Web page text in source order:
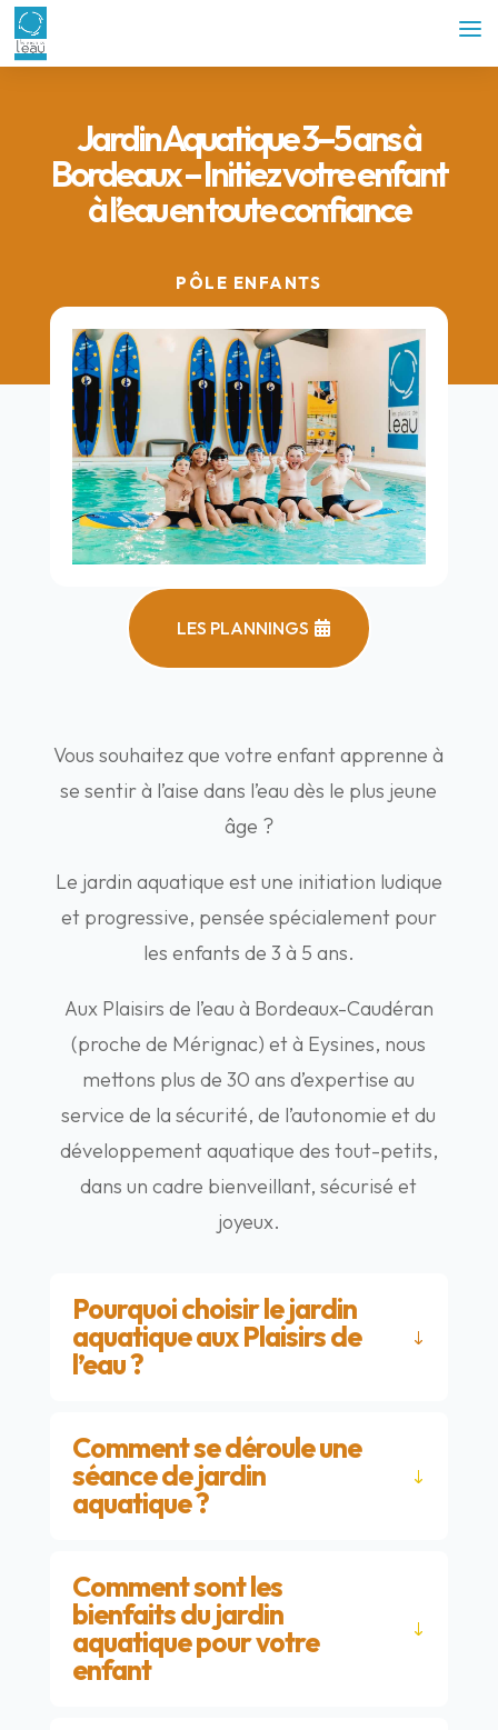
Jardin Aquatique 3–5 ans à
Bordeaux – Initiez votre enfant
à l’eau en toute confiance
PÔLE ENFANTS
LES PLANNINGS
Vous souhaitez que votre enfant apprenne à
se sentir à l’aise dans l’eau dès le plus jeune
âge ?
Le jardin aquatique est une initiation ludique
et progressive, pensée spécialement pour
les enfants de 3 à 5 ans.
Aux Plaisirs de l’eau à Bordeaux-Caudéran
(proche de Mérignac) et à Eysines, nous
mettons plus de 30 ans d’expertise au
service de la sécurité, de l’autonomie et du
développement aquatique des tout-petits,
dans un cadre bienveillant, sécurisé et
joyeux.
Pourquoi choisir le jardin
aquatique aux Plaisirs de
l’eau ?
Comment se déroule une
séance de jardin
aquatique ?
Comment sont les
bienfaits du jardin
aquatique pour votre
enfant